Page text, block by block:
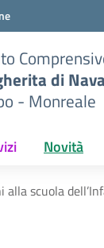
di
- Monreale
Novità
alla scuola